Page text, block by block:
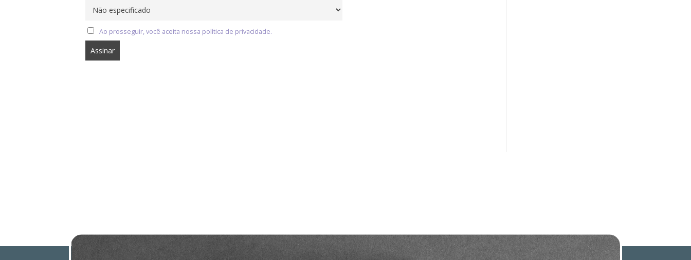
Ao prosseguir, você aceita nossa política de privacidade.